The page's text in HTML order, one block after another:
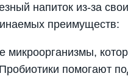
напиток из-за
преимуществ:
микроорганизмы,
помогают